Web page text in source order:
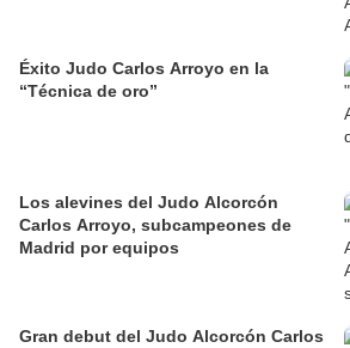
Éxito Judo Carlos Arroyo en la
“Técnica de oro”
Los alevines del Judo Alcorcón
Carlos Arroyo, subcampeones de
Madrid por equipos
Gran debut del Judo Alcorcón Carlos